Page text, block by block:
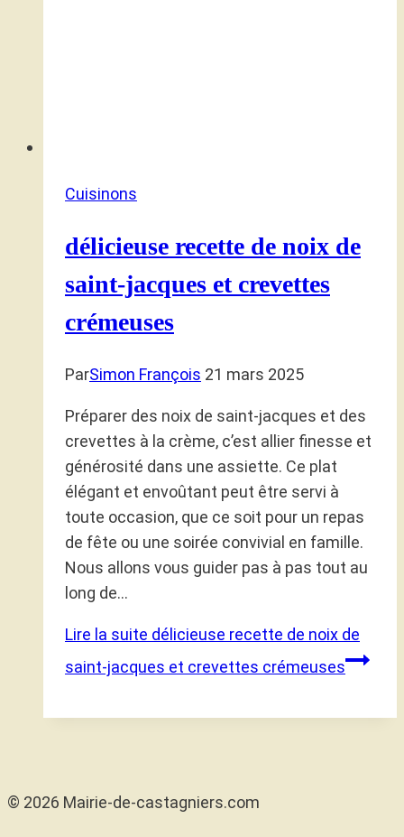
Cuisinons
délicieuse recette de noix de
saint-jacques et crevettes
crémeuses
ParSimon François 21 mars 2025
Préparer des noix de saint-jacques et des
crevettes à la crème, c’est allier finesse et
générosité dans une assiette. Ce plat
élégant et envoûtant peut être servi à
toute occasion, que ce soit pour un repas
de fête ou une soirée convivial en famille.
Nous allons vous guider pas à pas tout au
long de…
Lire la suite délicieuse recette de noix de
saint-jacques et crevettes crémeuses
© 2026 Mairie-de-castagniers.com